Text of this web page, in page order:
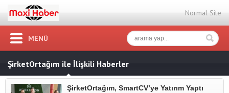
Normal Site
MENÜ
ŞirketOrtağım ile İlişkili Haberler
ŞirketOrtağım, SmartCV’ye Yatırım Yaptı